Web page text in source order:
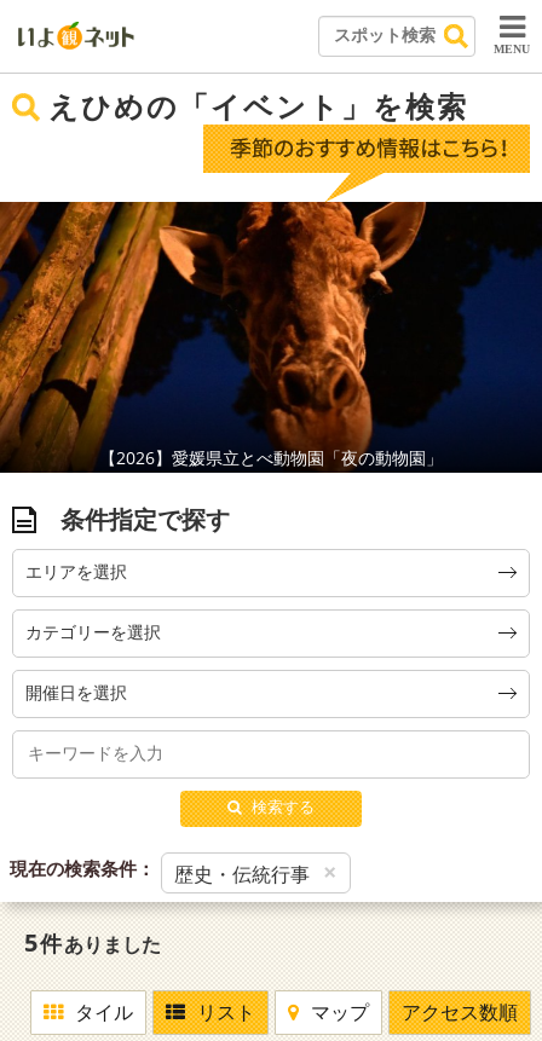
MENU
えひめの「イベント」を検索
【2026】愛媛県立とべ動物園「夜の動物園」
条件指定で探す
エリアを選択
カテゴリーを選択
開催日を選択
検索する
現在の検索条件： 歴史・伝統行事 ×
5件ありました
タイル リスト マップ
アクセス数順